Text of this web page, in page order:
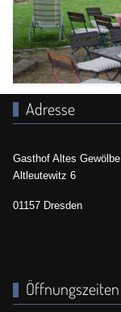
Adresse
Gasthof Altes Gewölbe
Altleutewitz 6
01157 Dresden
Öffnungszeiten